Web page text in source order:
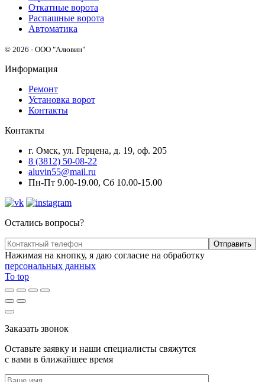
Откатные ворота
Распашные ворота
Автоматика
© 2026 - ООО "Алювин"
Информация
Ремонт
Установка ворот
Контакты
Контакты
г. Омск, ул. Герцена, д. 19, оф. 205
8 (3812) 50-08-22
aluvin55@mail.ru
Пн-Пт 9.00-19.00, Сб 10.00-15.00
Остались вопросы?
Нажимая на кнопку, я даю согласие на обработку
персональных данных
To top
Заказать звонок
Оставьте заявку и наши специалисты свяжутся
с вами в ближайшее время